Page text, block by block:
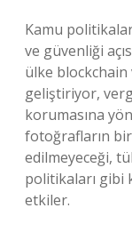
Kamu
ve güvenliği
ülke blockchain
geliştiriyor,
korumasına
fotoğrafların
edilmeyeceği,
politikaları gibi
etkiler.